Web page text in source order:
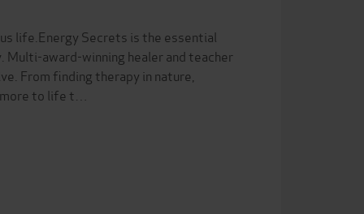
life.Energy Secrets is the essential
award-winning healer and teacher
From finding therapy in nature,
to life t…